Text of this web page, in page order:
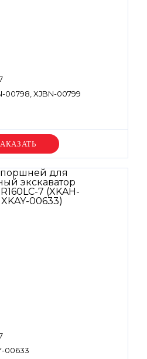
00798, XJBN-00799
цену
00633